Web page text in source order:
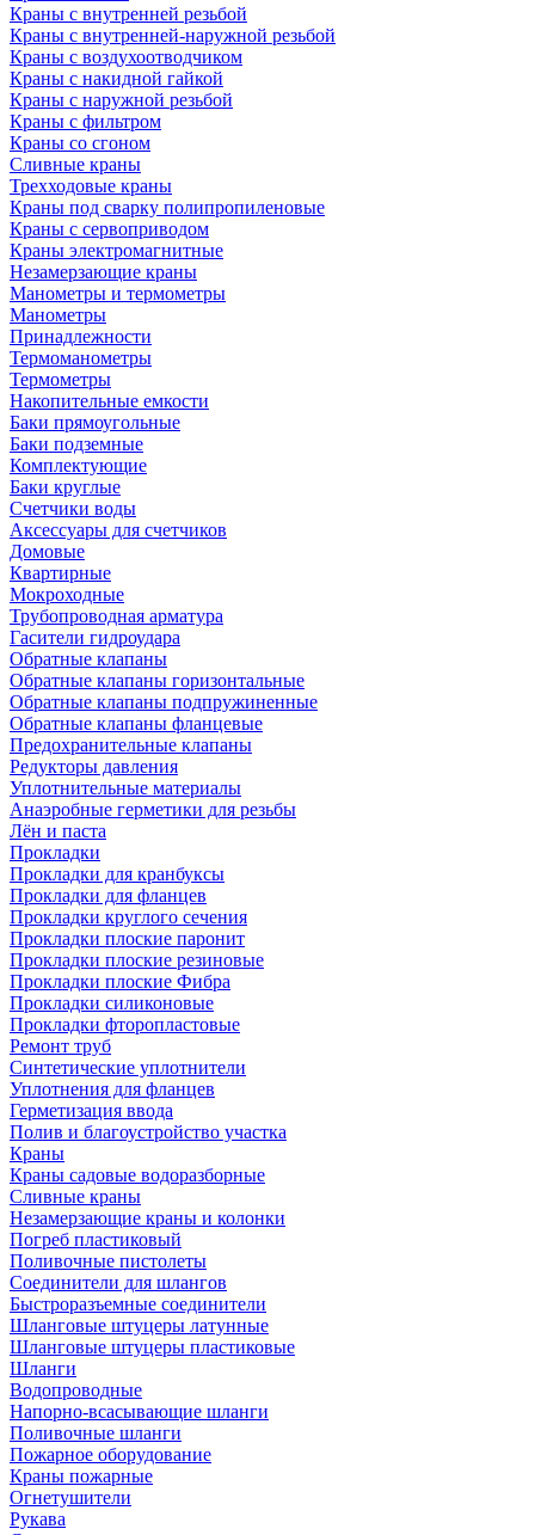
Краны с внутренней резьбой
Краны с внутренней-наружной резьбой
Краны с воздухоотводчиком
Краны с накидной гайкой
Краны с наружной резьбой
Краны с фильтром
Краны со сгоном
Сливные краны
Трехходовые краны
Краны под сварку полипропиленовые
Краны с сервоприводом
Краны электромагнитные
Незамерзающие краны
Манометры и термометры
Манометры
Принадлежности
Термоманометры
Термометры
Накопительные емкости
Баки прямоугольные
Баки подземные
Комплектующие
Баки круглые
Счетчики воды
Аксессуары для счетчиков
Домовые
Квартирные
Мокроходные
Трубопроводная арматура
Гасители гидроудара
Обратные клапаны
Обратные клапаны горизонтальные
Обратные клапаны подпружиненные
Обратные клапаны фланцевые
Предохранительные клапаны
Редукторы давления
Уплотнительные материалы
Анаэробные герметики для резьбы
Лён и паста
Прокладки
Прокладки для кранбуксы
Прокладки для фланцев
Прокладки круглого сечения
Прокладки плоские паронит
Прокладки плоские резиновые
Прокладки плоские Фибра
Прокладки силиконовые
Прокладки фторопластовые
Ремонт труб
Синтетические уплотнители
Уплотнения для фланцев
Герметизация ввода
Полив и благоустройство участка
Краны
Краны садовые водоразборные
Сливные краны
Незамерзающие краны и колонки
Погреб пластиковый
Поливочные пистолеты
Соединители для шлангов
Быстроразъемные соединители
Шланговые штуцеры латунные
Шланговые штуцеры пластиковые
Шланги
Водопроводные
Напорно-всасывающие шланги
Поливочные шланги
Пожарное оборудование
Краны пожарные
Огнетушители
Рукава